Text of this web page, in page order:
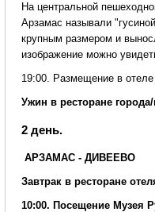
На центральной
Арзамас называли
крупным размером и
изображение можно
19:00. Размещение в
Ужин в ресторане
2 день.
АРЗАМАС - ДИВЕЕВО
Завтрак в ресторане
10:00. Посещение Музея